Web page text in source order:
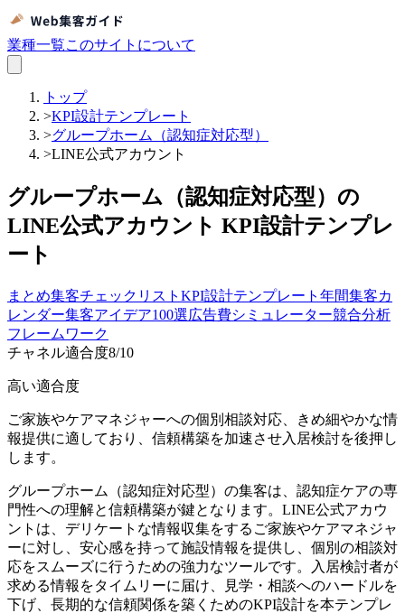
業種一覧このサイトについて
トップ
>KPI設計テンプレート
>グループホーム（認知症対応型）
>LINE公式アカウント
グループホーム（認知症対応型）の
LINE公式アカウント KPI設計テンプレ
ート
まとめ集客チェックリスト KPI設計テンプレート 年間集客カ
レンダー集客アイデア100選広告費シミュレーター競合分析
フレームワーク
チャネル適合度8/10
高い適合度
ご家族やケアマネジャーへの個別相談対応、きめ細やかな情
報提供に適しており、信頼構築を加速させ入居検討を後押し
します。
グループホーム（認知症対応型）の集客は、認知症ケアの専
門性への理解と信頼構築が鍵となります。LINE公式アカウ
ントは、デリケートな情報収集をするご家族やケアマネジャ
ーに対し、安心感を持って施設情報を提供し、個別の相談対
応をスムーズに行うための強力なツールです。入居検討者が
求める情報をタイムリーに届け、見学・相談へのハードルを
下げ、長期的な信頼関係を築くためのKPI設計を本テンプレ